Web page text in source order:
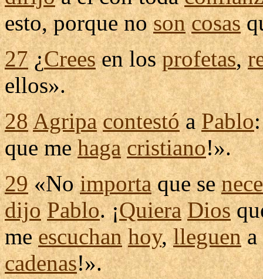
esto, porque noson cosas
27¿Creesen losprofetas,
ellos».
28 Agripa contestóaPablo
que mehaga cristiano!».
29«Noimportaque se
dijo Pablo. ¡Quiera Dios
meescuchan hoy,lleguena
cadenas!».